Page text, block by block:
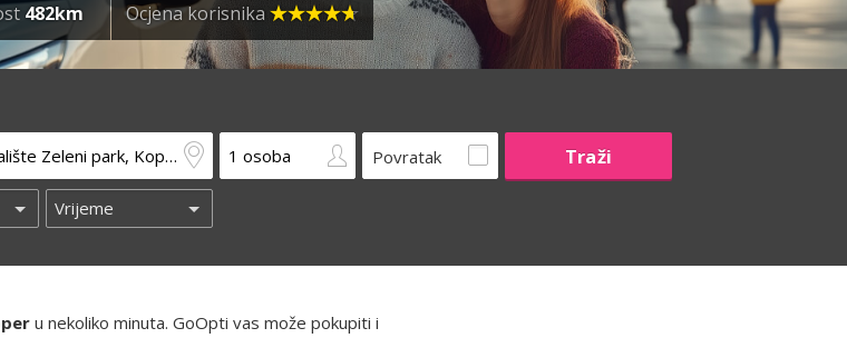
482km Ocjena korisnika
Povratak
u nekoliko minuta. GoOpti vas može pokupiti i